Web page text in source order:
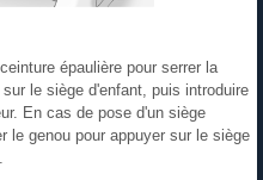
épaulière pour serrer la
le siège d'enfant, puis introduire
En cas de pose d'un siège
le genou pour appuyer sur le siège